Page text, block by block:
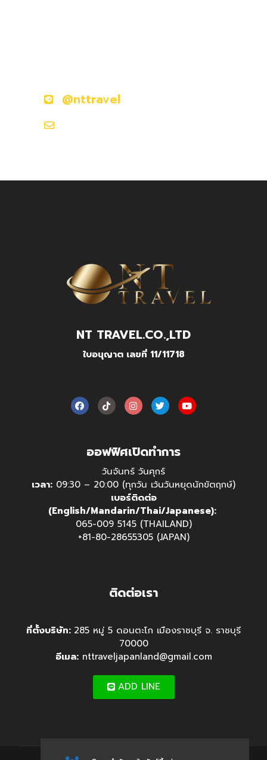
@nttravel
NT TRAVEL.CO.,LTD
ใบอนุญาต เลขที่ 11/11718
ออฟฟิศเปิดทำการ
วันจันทร์ วันศุกร์
เวลา: 09:30 – 20:00 (ทุกวัน เว้นวันหยุดนักขัตฤกษ์)
เบอร์ติดต่อ
(English/Mandarin/Thai/Japanese):
065-009 5145 (THAILAND)
+81-80-28655305 (JAPAN)
ติดต่อเรา
ที่ตั้งบริษัท: 285 หมู่ 5 ดอนตะโก เมืองราชบุรี จ. ราชบุรี
70000
อีเมล:nttraveljapanland@gmail.com
ADD LINE